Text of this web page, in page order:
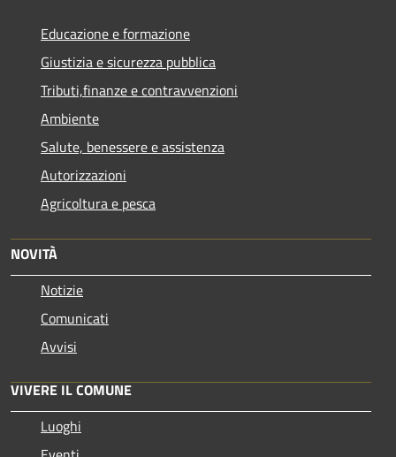
Educazione e formazione
Giustizia e sicurezza pubblica
Tributi,finanze e contravvenzioni
Ambiente
Salute, benessere e assistenza
Autorizzazioni
Agricoltura e pesca
NOVITÀ
Notizie
Comunicati
Avvisi
VIVERE IL COMUNE
Luoghi